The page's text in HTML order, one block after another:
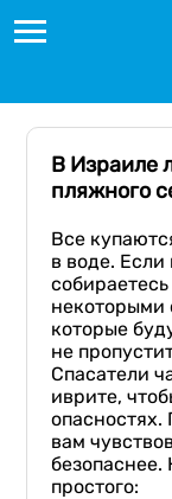
В Израиле
пляжного
Все
в воде.
некоторыми
которые
не
Спасатели
иврите,
вам
безопаснее.
простого: